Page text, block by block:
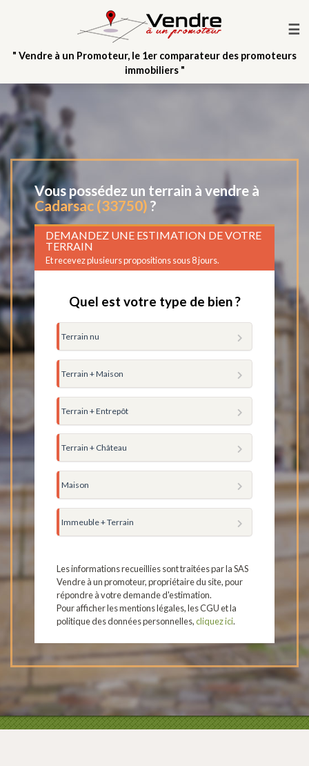
☰
" Vendre à un Promoteur, le 1er comparateur des promoteurs
immobiliers "
Vous possédez un terrain à vendre à
Cadarsac (33750) ?
DEMANDEZ UNE ESTIMATION DE VOTRE
TERRAIN
Et recevez plusieurs propositions sous 8 jours.
Quel est votre type de bien ?
Terrain nu
Terrain + Maison
Terrain + Entrepôt
Terrain + Château
Maison
Immeuble + Terrain
Les informations recueillies sont traitées par la SAS
Vendre à un promoteur, propriétaire du site, pour
répondre à votre demande d'estimation.
Pour afficher les mentions légales, les CGU et la
politique des données personnelles,cliquez ici.